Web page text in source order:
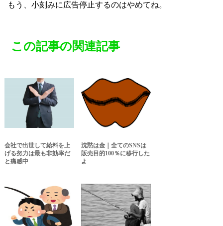
もう、小刻みに広告停止するのはやめてね。
この記事の関連記事
会社で出世して給料を上
げる努力は最も非効率だ
と痛感中
沈黙は金｜全てのSNSは
販売目的100％に移行した
よ